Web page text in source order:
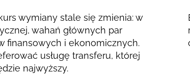
wymiany stale się zmienia: w
wahań głównych par
finansowych i ekonomicznych.
usługę transferu, której
najwyższy.